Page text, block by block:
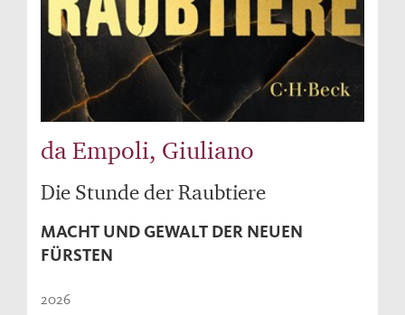
da Empoli, Giuliano
Die Stunde der Raubtiere
MACHT UND GEWALT DER NEUEN
FÜRSTEN
2026